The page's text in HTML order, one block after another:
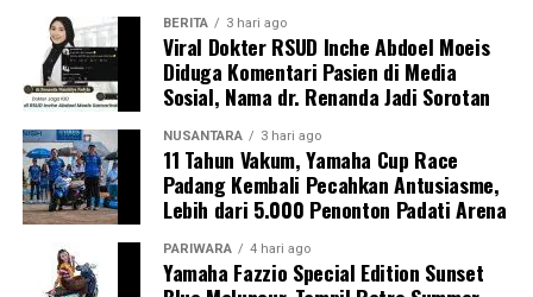
BERITA 3 hari ago
Viral Dokter RSUD Inche Abdoel Moeis
Diduga Komentari Pasien di Media
Sosial, Nama dr. Renanda Jadi Sorotan
NUSANTARA 3 hari ago
11 Tahun Vakum, Yamaha Cup Race
Padang Kembali Pecahkan Antusiasme,
Lebih dari 5.000 Penonton Padati Arena
PARIWARA 4 hari ago
Yamaha Fazzio Special Edition Sunset